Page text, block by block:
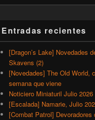
Entradas recientes
[Dragon’s Lake] Novedades
Skavens (2)
[Novedades] The Old World,
semana que viene
Noticiero Miniaturil Julio 2026
[Escalada] Namarie, Julio
[Combat Patrol] Devoradores